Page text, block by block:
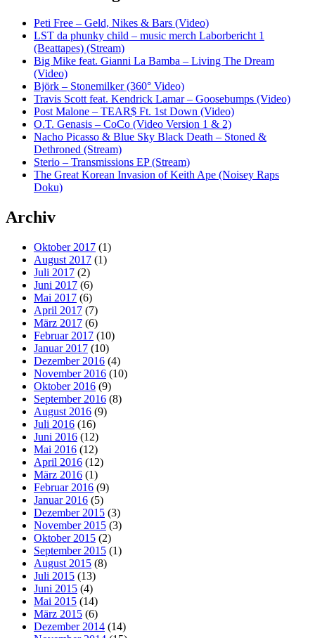
Peti Free – Geld, Nikes & Bars (Video)
LST da phunky child – music merch Laborbericht 1
(Beattapes) (Stream)
Big Mike feat. Gianni La Bamba – Living The Dream
(Video)
Björk – Stonemilker (360° Video)
Travis Scott feat. Kendrick Lamar – Goosebumps (Video)
Post Malone – TEAR$ Ft. 1st Down (Video)
O.T. Genasis – CoCo (Video Version 1 & 2)
Nacho Picasso & Blue Sky Black Death – Stoned &
Dethroned (Stream)
Sterio – Transmissions EP (Stream)
The Great Korean Invasion of Keith Ape (Noisey Raps
Doku)
Archiv
Oktober 2017 (1)
August 2017 (1)
Juli 2017 (2)
Juni 2017 (6)
Mai 2017 (6)
April 2017 (7)
März 2017 (6)
Februar 2017 (10)
Januar 2017 (10)
Dezember 2016 (4)
November 2016 (10)
Oktober 2016 (9)
September 2016 (8)
August 2016 (9)
Juli 2016 (16)
Juni 2016 (12)
Mai 2016 (12)
April 2016 (12)
März 2016 (1)
Februar 2016 (9)
Januar 2016 (5)
Dezember 2015 (3)
November 2015 (3)
Oktober 2015 (2)
September 2015 (1)
August 2015 (8)
Juli 2015 (13)
Juni 2015 (4)
Mai 2015 (14)
März 2015 (6)
Dezember 2014 (14)